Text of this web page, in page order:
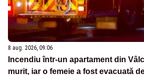
8 aug. 2026, 09:06
Incendiu într-un apartament din
murit, iar o femeie a fost evacuată